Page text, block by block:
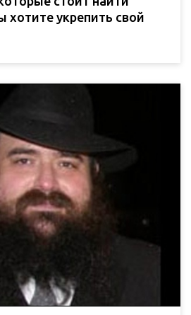
хотите укрепить свой